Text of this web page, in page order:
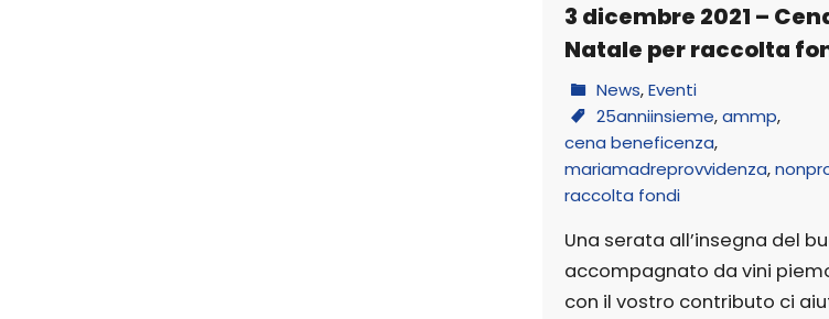
3 dicembre 2021 –
Natale per raccolta
News,Eventi
25anniinsieme,ammp,
cena beneficenza,
mariamadreprovvidenza,
raccolta fondi
Una serata all’insegna del
accompagnato da vini
con il vostro contributo ci